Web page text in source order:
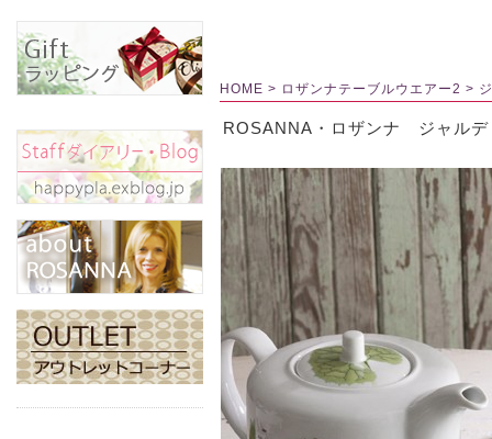
HOME > ロザンナテーブルウエアー2 >
ROSANNA・ロザンナ ジャル